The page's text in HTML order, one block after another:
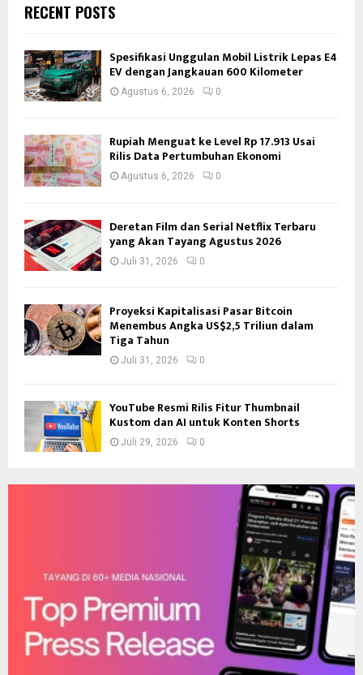
RECENT POSTS
Spesifikasi Unggulan Mobil Listrik Lepas E4
EV dengan Jangkauan 600 Kilometer
Agustus 6, 2026 0
Rupiah Menguat ke Level Rp 17.913 Usai
Rilis Data Pertumbuhan Ekonomi
Agustus 6, 2026 0
Deretan Film dan Serial Netflix Terbaru
yang Akan Tayang Agustus 2026
Juli 31, 2026 0
Proyeksi Kapitalisasi Pasar Bitcoin
Menembus Angka US$2,5 Triliun dalam
Tiga Tahun
Juli 31, 2026 0
YouTube Resmi Rilis Fitur Thumbnail
Kustom dan AI untuk Konten Shorts
Juli 29, 2026 0